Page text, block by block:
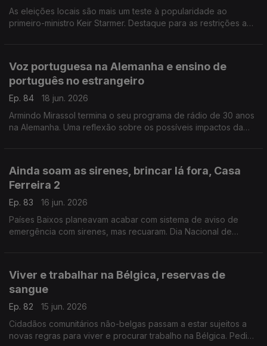
As eleições locais são mais um teste à popularidade ao
primeiro-ministro Keir Starmer. Destaque para as restrições a
Voz portuguesa na Alemanha e ensino de
português no estrangeiro
Ep. 84
18 jun. 2026
Armindo Mirassol termina o seu programa de rádio de 30 anos
na Alemanha. Uma reflexão sobre os possíveis impactos da
Ainda soam as sirenes, brincar lá fora, Casa
Ferreira 2
Ep. 83
16 jun. 2026
Países Baixos planeavam acabar com sistema de aviso de
emergência com sirenes, mas recuaram. Dia Nacional de
Viver e trabalhar na Bélgica, reservas de
sangue
Ep. 82
15 jun. 2026
Cidadãos comunitários não-belgas passam a estar sujeitos a
novas regras para viver e procurar trabalho na Bélgica. Pedido